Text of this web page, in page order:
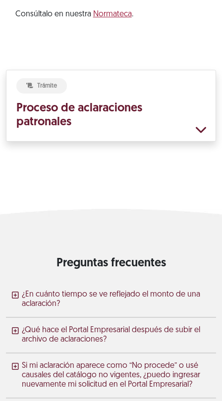
Consúltalo en nuestra Normateca.
Trámite
Proceso de aclaraciones
patronales
Preguntas frecuentes
¿En cuánto tiempo se ve reflejado el monto de una
aclaración?
¿Qué hace el Portal Empresarial después de subir el
archivo de aclaraciones?
Si mi aclaración aparece como “No procede” o usé
causales del catálogo no vigentes, ¿puedo ingresar
nuevamente mi solicitud en el Portal Empresarial?